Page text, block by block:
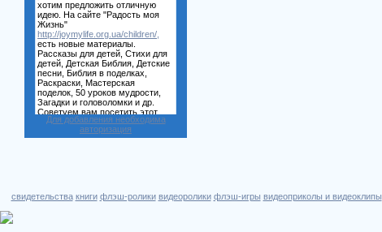
Для добавления необходима
авторизация
свидетельства книги флэш-ролики видеоролики флэш-игры видеоприколы и видеоклипы